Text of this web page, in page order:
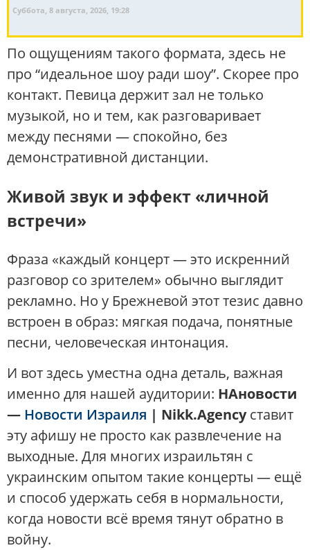
Суббота, 8 августа, 2026, 19:28
По ощущениям такого формата, здесь не
про “идеальное шоу ради шоу”. Скорее про
контакт. Певица держит зал не только
музыкой, но и тем, как разговаривает
между песнями — спокойно, без
демонстративной дистанции.
Живой звук и эффект «личной
встречи»
Фраза «каждый концерт — это искренний
разговор со зрителем» обычно выглядит
рекламно. Но у Брежневой этот тезис давно
встроен в образ: мягкая подача, понятные
песни, человеческая интонация.
И вот здесь уместна одна деталь, важная
именно для нашей аудитории: НАновости
— Новости Израиля | Nikk.Agencyставит
эту афишу не просто как развлечение на
выходные. Для многих израильтян с
украинским опытом такие концерты — ещё
и способ удержать себя в нормальности,
когда новости всё время тянут обратно в
войну.